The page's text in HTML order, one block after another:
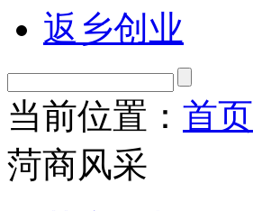
返乡创业
当前位置： 首页
菏商风采